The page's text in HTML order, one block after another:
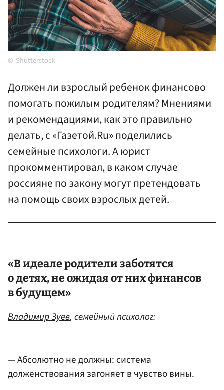
Shutterstock
Должен ли взрослый ребенок финансово
помогать пожилым родителям? Мнениями
и рекомендациями, как это правильно
делать, с «Газетой.Ru» поделились
семейные психологи. А юрист
прокомментировал, в каком случае
россияне по закону могут претендовать
на помощь своих взрослых детей.
«В идеале родители заботятся
о детях, не ожидая от них финансов
в будущем»
Владимир Зуев, семейный психолог:
— Абсолютно не должны: система
долженствования загоняет в чувство вины.